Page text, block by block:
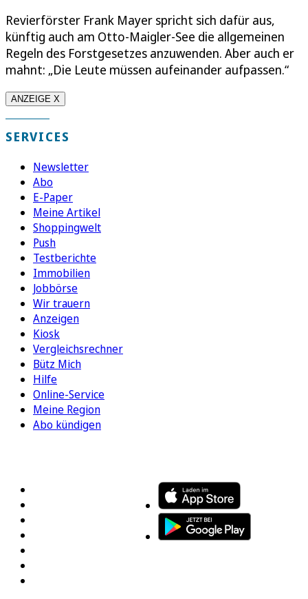
Revierförster Frank Mayer spricht sich dafür aus,
künftig auch am Otto-Maigler-See die allgemeinen
Regeln des Forstgesetzes anzuwenden. Aber auch er
mahnt: „Die Leute müssen aufeinander aufpassen.“
ANZEIGE X
SERVICES
Newsletter
Abo
E-Paper
Meine Artikel
Shoppingwelt
Push
Testberichte
Immobilien
Jobbörse
Wir trauern
Anzeigen
Kiosk
Vergleichsrechner
Bütz Mich
Hilfe
Online-Service
Meine Region
Abo kündigen